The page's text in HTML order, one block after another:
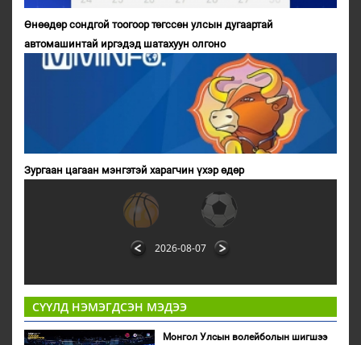
Өнөөдөр сондгой тоогоор төгссөн улсын дугаартай
автомашинтай иргэдэд шатахуун олгоно
Зургаан цагаан мэнгэтэй харагчин үхэр өдөр
2026-08-07
СҮҮЛД НЭМЭГДСЭН МЭДЭЭ
Монгол Улсын волейболын шигшээ